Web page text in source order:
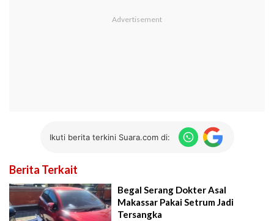
Ikuti berita terkini Suara.com di:
Berita Terkait
Begal Serang Dokter Asal
Makassar Pakai Setrum Jadi
Tersangka